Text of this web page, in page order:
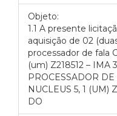
Objeto:
1.1 A presente
aquisição de 02
processador de fala
(um) Z218512 – IMA
PROCESSADOR
NUCLEUS 5, 1 (UM)
DO